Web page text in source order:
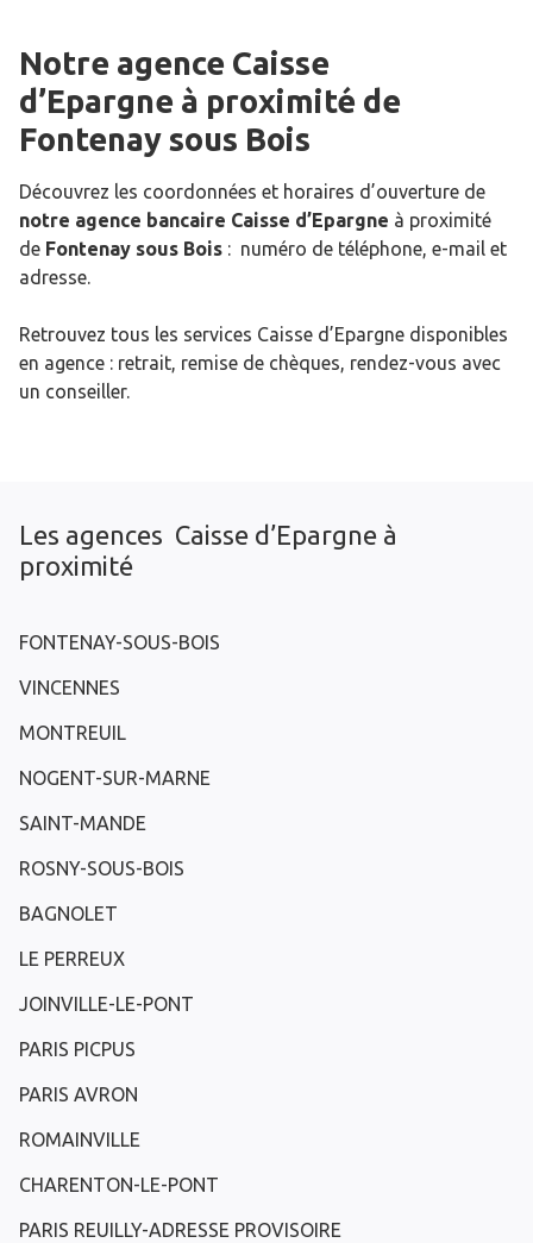
Notre agence Caisse
d’Epargne à proximité de
Fontenay sous Bois
Découvrez les coordonnées et horaires d’ouverture de
notre agence bancaire Caisse d’Epargne à proximité
de Fontenay sous Bois : numéro de téléphone, e-mail et
adresse.
Retrouvez tous les services Caisse d’Epargne disponibles
en agence : retrait, remise de chèques, rendez-vous avec
un conseiller.
Les agences Caisse d’Epargne à
proximité
FONTENAY-SOUS-BOIS
VINCENNES
MONTREUIL
NOGENT-SUR-MARNE
SAINT-MANDE
ROSNY-SOUS-BOIS
BAGNOLET
LE PERREUX
JOINVILLE-LE-PONT
PARIS PICPUS
PARIS AVRON
ROMAINVILLE
CHARENTON-LE-PONT
PARIS REUILLY-ADRESSE PROVISOIRE